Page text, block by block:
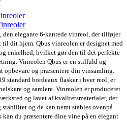
den elegante 6-kantede vinreol, der tilføjer
dit hjem. Qbus vinreolen er designet med
enkelhed, hvilket gør den til det perfekte
Vinreolen Qbus er en stilfuld og
opbevare og præsentere din vinsamling.
standard bordeaux flasker i hver reol, er
og samlere. Vinreolen er produceret
og lavet af kvalitetsmaterialer, der
og de kan nemt stables ovenpå
kan du præsentere dine vine på en elegant